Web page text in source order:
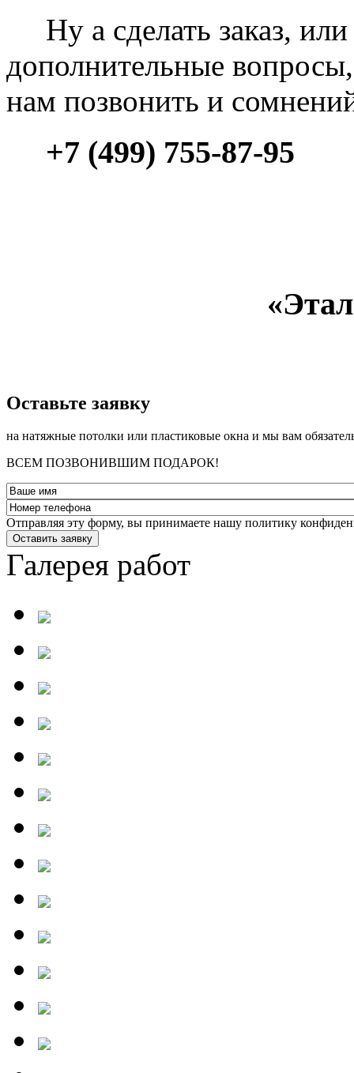
Ну а сделать заказ, или
дополнительные вопросы,
нам позвонить и
+7 (499) 755-87-95
­Оставьте заявку
на натяжные потолки или пластиковые окна и мы вам
ВСЕМ ПОЗВОНИВШИМ ПОДАРОК!
Отправляя эту форму, вы принимаете нашу политику
Оставить заявку
Галерея работ